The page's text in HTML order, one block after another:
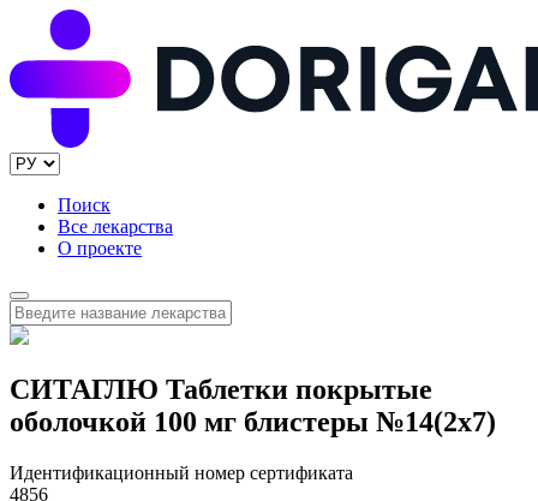
Поиск
Все лекарства
О проекте
СИТАГЛЮ Таблетки покрытые
оболочкой 100 мг блистеры №14(2x7)
Идентификационный номер сертификата
4856